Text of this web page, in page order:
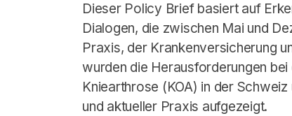
Dieser Policy Brief basiert auf
Dialogen, die zwischen Mai und
Praxis, der Krankenversicherung
wurden die Herausforderungen
Kniearthrose (KOA) in der
und aktueller Praxis aufgezeigt.